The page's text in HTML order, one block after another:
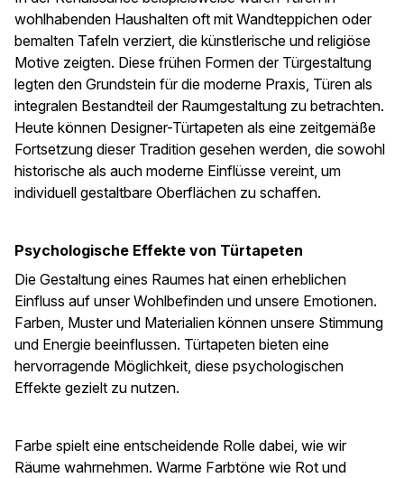
wohlhabenden Haushalten oft mit Wandteppichen oder
bemalten Tafeln verziert, die künstlerische und religiöse
Motive zeigten. Diese frühen Formen der Türgestaltung
legten den Grundstein für die moderne Praxis, Türen als
integralen Bestandteil der Raumgestaltung zu betrachten.
Heute können Designer-Türtapeten als eine zeitgemäße
Fortsetzung dieser Tradition gesehen werden, die sowohl
historische als auch moderne Einflüsse vereint, um
individuell gestaltbare Oberflächen zu schaffen.
Psychologische Effekte von Türtapeten
Die Gestaltung eines Raumes hat einen erheblichen
Einfluss auf unser Wohlbefinden und unsere Emotionen.
Farben, Muster und Materialien können unsere Stimmung
und Energie beeinflussen. Türtapeten bieten eine
hervorragende Möglichkeit, diese psychologischen
Effekte gezielt zu nutzen.
Farbe spielt eine entscheidende Rolle dabei, wie wir
Räume wahrnehmen. Warme Farbtöne wie Rot und